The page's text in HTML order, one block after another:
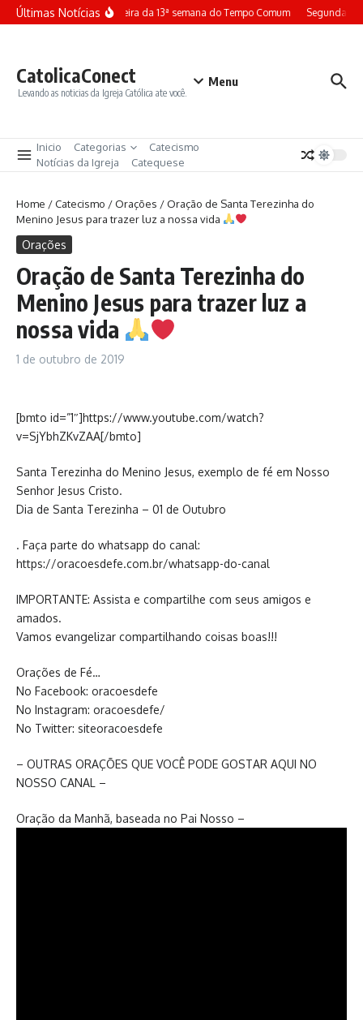
Ir para o conteúdo
Últimas NotíciasTerça-feira da 13ª semana do Tempo Comum Segunda-
CatolicaConect
Levando as noticias da Igreja Católica ate você.
Menu
Inicio Categorias
Catecismo
Notícias da Igreja
Catequese
Home /Catecismo /Orações /Oração de Santa Terezinha do
Menino Jesus para trazer luz a nossa vida
Orações
Oração de Santa Terezinha do
Menino Jesus para trazer luz a
nossa vida
1 de outubro de 2019
[bmto id=”1″]https://www.youtube.com/watch?
v=SjYbhZKvZAA[/bmto]
Santa Terezinha do Menino Jesus, exemplo de fé em Nosso
Senhor Jesus Cristo.
Dia de Santa Terezinha – 01 de Outubro
. Faça parte do whatsapp do canal:
https://oracoesdefe.com.br/whatsapp-do-canal
IMPORTANTE: Assista e compartilhe com seus amigos e
amados.
Vamos evangelizar compartilhando coisas boas!!!
Orações de Fé…
No Facebook: oracoesdefe
No Instagram: oracoesdefe/
No Twitter: siteoracoesdefe
– OUTRAS ORAÇÕES QUE VOCÊ PODE GOSTAR AQUI NO
NOSSO CANAL –
Oração da Manhã, baseada no Pai Nosso –